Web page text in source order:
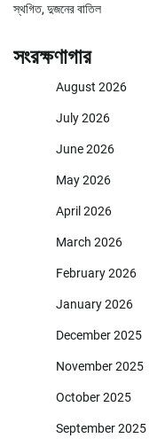
স্থগিত, দুজনের বাতিল
সংরক্ষণাগার
August 2026
July 2026
June 2026
May 2026
April 2026
March 2026
February 2026
January 2026
December 2025
November 2025
October 2025
September 2025